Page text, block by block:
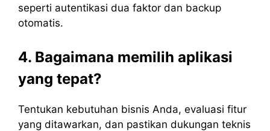
seperti autentikasi dua faktor dan backup
otomatis.
4. Bagaimana memilih aplikasi
yang tepat?
Tentukan kebutuhan bisnis Anda, evaluasi fitur
yang ditawarkan, dan pastikan dukungan teknis